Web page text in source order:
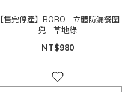
【售完停產】BOBO - 立體防漏餐圍
兜 - 草地綠
NT$980